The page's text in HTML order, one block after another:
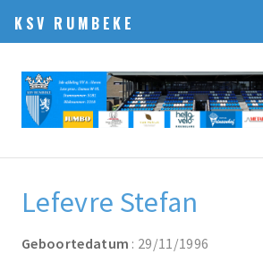
KSV RUMBEKE
Lefevre Stefan
Geboortedatum : 29/11/1996